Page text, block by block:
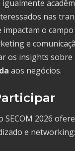
nas
o campo
e
os insights sobre
aos negócios.
SECOM 2026
e networking: